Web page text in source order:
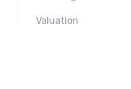
Valuation